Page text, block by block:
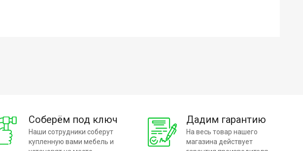
Соберём под ключ
Наши сотрудники соберут
купленную вами мебель и
Дадим гарантию
На весь товар нашего
магазина действует